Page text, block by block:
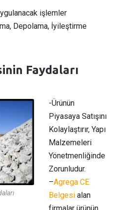
işlemler
Depolama, İyileştirme
Faydaları
-Ürünün
Piyasaya Satışını
Kolaylaştırır, Yapı
Malzemeleri
Yönetmenliğinde
Zorunludur.
–Agrega CE
Belgesi alan